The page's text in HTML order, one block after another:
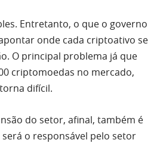
Entretanto, o que o governo
onde cada criptoativo se
O principal problema já que
criptomoedas no mercado,
difícil.
do setor, afinal, também é
o responsável pelo setor